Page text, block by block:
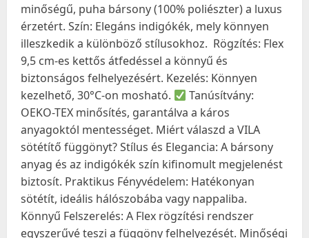
minőségű, puha bársony (100% poliészter) a luxus
érzetért. Szín: Elegáns indigókék, mely könnyen
illeszkedik a különböző stílusokhoz. Rögzítés: Flex
9,5 cm-es kettős átfedéssel a könnyű és
biztonságos felhelyezésért. Kezelés: Könnyen
kezelhető, 30°C-on mosható.
Tanúsítvány:
OEKO-TEX minősítés, garantálva a káros
anyagoktól mentességet. Miért válaszd a VILA
sötétítő függönyt? Stílus és Elegancia: A bársony
anyag és az indigókék szín kifinomult megjelenést
biztosít. Praktikus Fényvédelem: Hatékonyan
sötétít, ideális hálószobába vagy nappaliba.
Könnyű Felszerelés: A Flex rögzítési rendszer
egyszerűvé teszi a függöny felhelyezését. Minőségi